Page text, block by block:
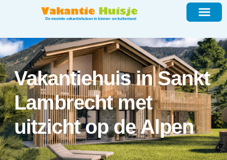
Vakantiehuis in Sankt
Lambrecht met
uitzicht op de Alpen